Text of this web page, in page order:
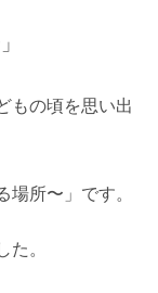
もの頃を思い出
所〜」です。
。